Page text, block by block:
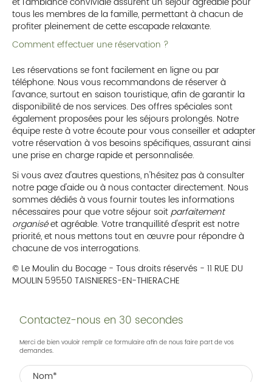
tous les membres de la famille, permettant à chacun de
profiter pleinement de cette escapade relaxante.
Comment effectuer une réservation ?
Les réservations se font facilement en ligne ou par
téléphone. Nous vous recommandons de réserver à
l'avance, surtout en saison touristique, afin de garantir la
disponibilité de nos services. Des offres spéciales sont
également proposées pour les séjours prolongés. Notre
équipe reste à votre écoute pour vous conseiller et adapter
votre réservation à vos besoins spécifiques, assurant ainsi
une prise en charge rapide et personnalisée.
Si vous avez d'autres questions, n'hésitez pas à consulter
notre page d'aide ou à nous contacter directement. Nous
sommes dédiés à vous fournir toutes les informations
nécessaires pour que votre séjour soitparfaitement
organiséet agréable. Votre tranquillité d'esprit est notre
priorité, et nous mettons tout en œuvre pour répondre à
chacune de vos interrogations.
© Le Moulin du Bocage - Tous droits réservés - 11 RUE DU
MOULIN 59550 TAISNIERES-EN-THIERACHE
Contactez-nous en 30 secondes
Merci de bien vouloir remplir ce formulaire afin de nous faire part de vos
demandes.